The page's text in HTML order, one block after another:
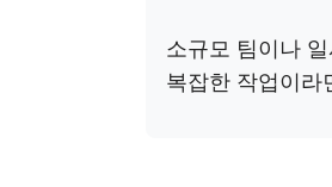
소규모 팀이나
복잡한 작업이라